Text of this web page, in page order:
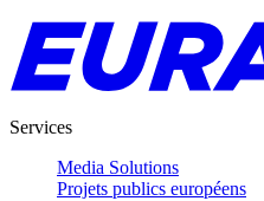
Services
Media Solutions
Projets publics européens